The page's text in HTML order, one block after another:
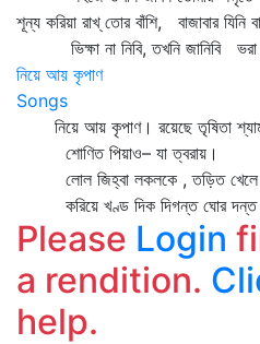
শূন্য করিয়া রাখ্‌ তোর বাঁশি, বাজাবার যিনি
ভিক্ষা না নিবি, তখনি জানিবি
নিয়ে আয় কৃপাণ
Songs
নিয়ে আয় কৃপাণ। রয়েছে তৃষিতা
শোণিত পিয়াও– যা ত্বরায়।
লোল জিহ্বা লকলকে , তড়িত খেলে
করিয়ে খণ্ড দিক দিগন্ত ঘোর দন্ত
Please Login
a rendition.
help.